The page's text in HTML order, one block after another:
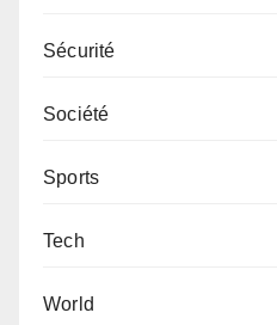
Sécurité
Société
Sports
Tech
World